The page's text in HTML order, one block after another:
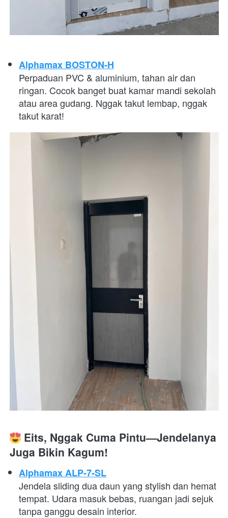
Alphamax BOSTON-H
Perpaduan PVC & aluminium, tahan air dan
ringan. Cocok banget buat kamar mandi sekolah
atau area gudang. Nggak takut lembap, nggak
takut karat!
Eits, Nggak Cuma Pintu—Jendelanya
Juga Bikin Kagum!
Alphamax ALP-7-SL
Jendela sliding dua daun yang stylish dan hemat
tempat. Udara masuk bebas, ruangan jadi sejuk
tanpa ganggu desain interior.